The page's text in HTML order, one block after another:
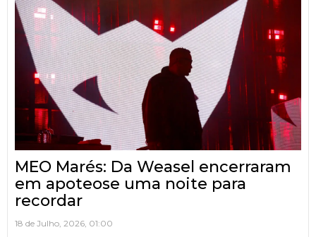
MEO Marés: Da Weasel encerraram
em apoteose uma noite para
recordar
18 de Julho, 2026, 01:00